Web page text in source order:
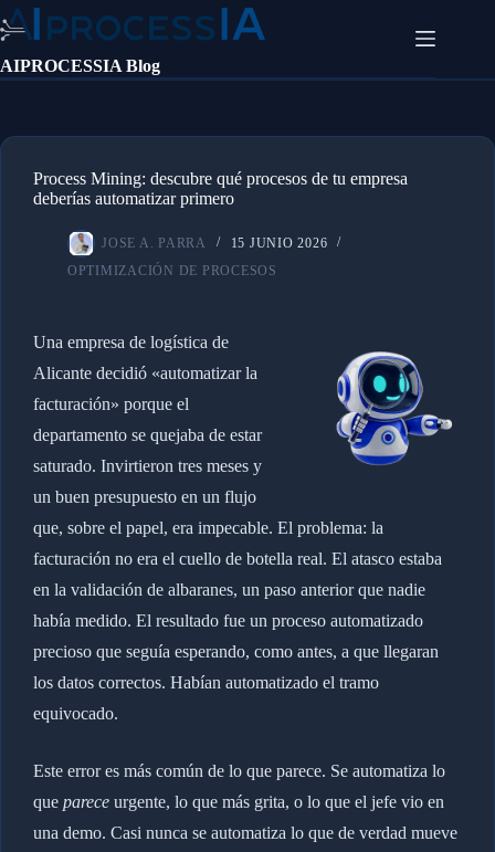
Saltar
al
AIPROCESSIA Blog
Process Mining: descubre qué procesos de tu empresa
deberías automatizar primero
JOSE A. PARRA
15 JUNIO 2026
OPTIMIZACIÓN DE PROCESOS
Una empresa de logística de
Alicante decidió «automatizar la
facturación» porque el
departamento se quejaba de estar
saturado. Invirtieron tres meses y
un buen presupuesto en un flujo
que, sobre el papel, era impecable. El problema: la
facturación no era el cuello de botella real. El atasco estaba
en la validación de albaranes, un paso anterior que nadie
había medido. El resultado fue un proceso automatizado
precioso que seguía esperando, como antes, a que llegaran
los datos correctos. Habían automatizado el tramo
equivocado.
Este error es más común de lo que parece. Se automatiza lo
que pareceurgente, lo que más grita, o lo que el jefe vio en
una demo. Casi nunca se automatiza lo que de verdad mueve